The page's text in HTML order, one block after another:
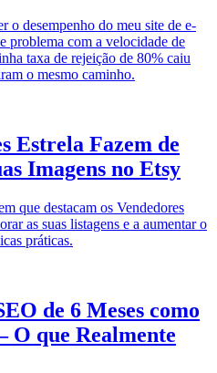
o desempenho do meu site de e-
problema com a velocidade de
taxa de rejeição de 80% caiu
o mesmo caminho.
Estrela Fazem de
Imagens no Etsy
que destacam os Vendedores
as suas listagens e a aumentar o
práticas.
de 6 Meses como
O que Realmente